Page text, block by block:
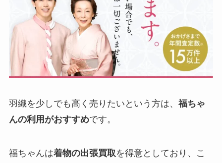
羽織を少しでも高く売りたいという方は、 福ちゃ
んの利用がおすすめです。
福ちゃんは着物の出張買取を得意としており、こ